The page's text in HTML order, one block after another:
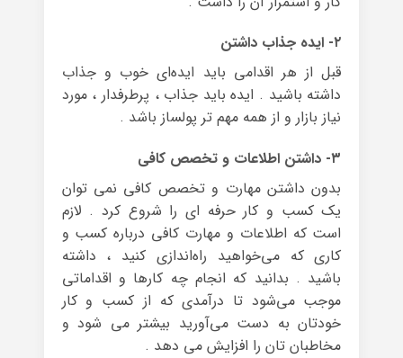
۲- ایده جذاب داشتن
قبل از هر اقدامی باید ایده‌ای خوب و جذاب
داشته باشید . ایده باید جذاب ، پرطرفدار ، مورد
نیاز بازار و از همه مهم تر پولساز باشد .
۳- داشتن اطلاعات و تخصص کافی
بدون داشتن مهارت و تخصص کافی نمی توان
یک کسب و کار حرفه ای را شروع کرد . لازم
است که اطلاعات و مهارت کافی درباره‌ کسب و
کاری که می‌خواهید راه‌اندازی کنید ، داشته
باشید . بدانید که انجام چه کارها و اقداماتی
موجب می‌شود تا درآمدی که از کسب و کار
خودتان به دست می‌آورید بیشتر می شود و
مخاطبان تان را افزایش می دهد .